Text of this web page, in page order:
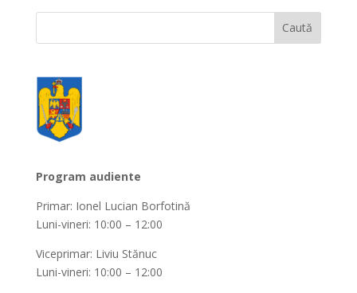
Program audiente
Primar: Ionel Lucian Borfotină
Luni-vineri: 10:00 – 12:00
Viceprimar: Liviu Stănuc
Luni-vineri: 10:00 – 12:00